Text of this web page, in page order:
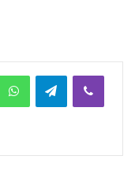
WhatsAppTelegramViber
via Email